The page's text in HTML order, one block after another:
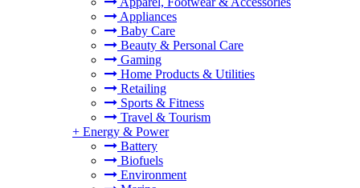
Appliances
Baby Care
Beauty & Personal Care
Gaming
Home Products & Utilities
Retailing
Sports & Fitness
Travel & Tourism
+ Energy & Power
Battery
Biofuels
Environment